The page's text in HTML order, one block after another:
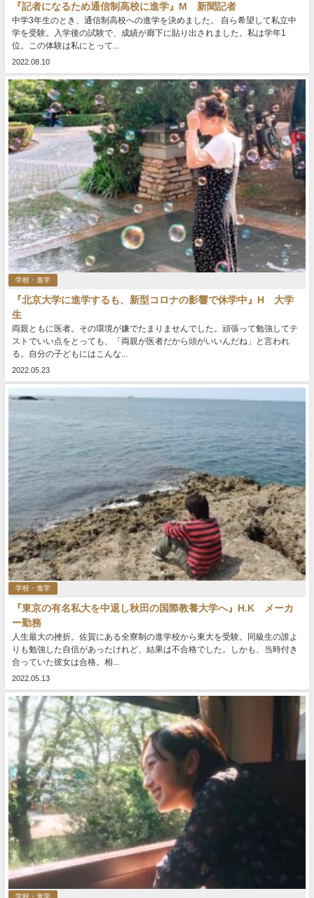
『記者になるため通信制高校に進学』M 新聞記者
中学3年生のとき、通信制高校への進学を決めました。 自ら希望して私立中
学を受験。入学後の試験で、成績が廊下に貼り出されました。私は学年1
位。この体験は私にとって...
2022.08.10
学校・進学
『北京大学に進学するも、新型コロナの影響で休学中』H 大学
生
両親ともに医者。その環境が嫌でたまりませんでした。頑張って勉強してテ
ストでいい点をとっても、「両親が医者だから頭がいいんだね」と言われ
る。自分の子どもにはこんな...
2022.05.23
学校・進学
『東京の有名私大を中退し秋田の国際教養大学へ』H.K メーカ
ー勤務
人生最大の挫折。佐賀にある全寮制の進学校から東大を受験。同級生の誰よ
りも勉強した自信があったけれど、結果は不合格でした。しかも、当時付き
合っていた彼女は合格。相...
2022.05.13
学校・進学